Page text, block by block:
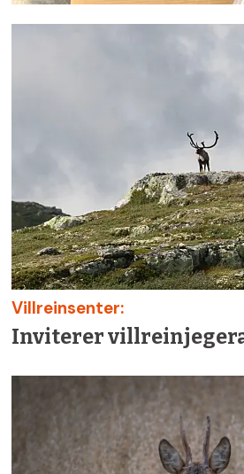
Villreinsenter:
Inviterer